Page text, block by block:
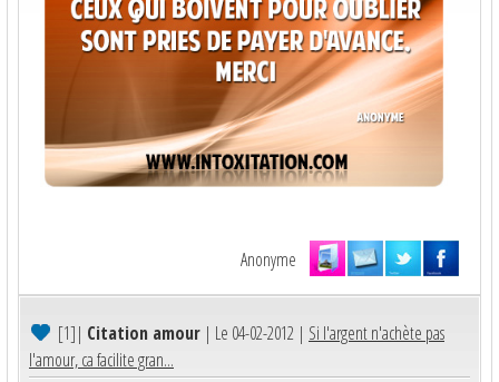
Anonyme
[1]| Citation amour | Le 04-02-2012 | Si l'argent n'achète pas
l'amour, ca facilite gran...